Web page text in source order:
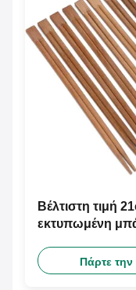
Βέλτιστη τιμή
εκτυπωμένη
δωρεάν
προσαρμοσμένο
Πάρτε την